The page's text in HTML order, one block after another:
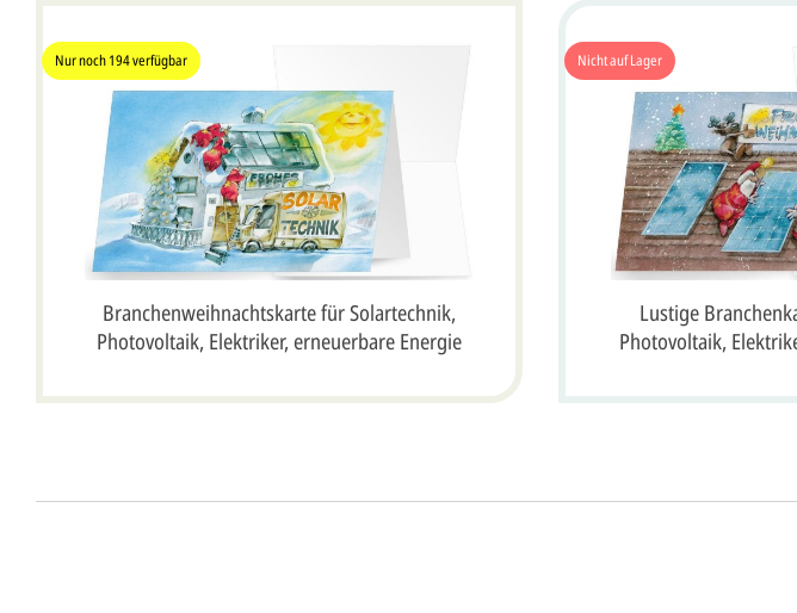
Nur noch194verfügbar
Branchenweihnachtskarte für Solartechnik,
Photovoltaik, Elektriker, erneuerbare Energie
Nicht auf Lager
Lustige
Photovoltaik,